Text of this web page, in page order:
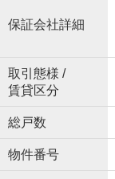
保証会社詳細
取引態様 /
賃貸区分
総戸数
物件番号